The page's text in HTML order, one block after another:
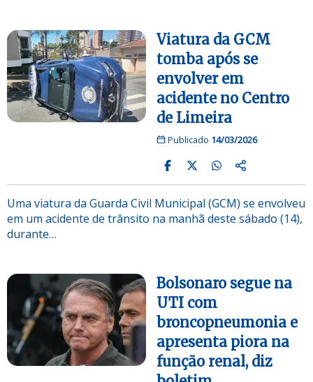
Viatura da GCM
tomba após se
envolver em
acidente no Centro
de Limeira
Publicado 14/03/2026
Uma viatura da Guarda Civil Municipal (GCM) se envolveu
em um acidente de trânsito na manhã deste sábado (14),
durante…
Bolsonaro segue na
UTI com
broncopneumonia e
apresenta piora na
função renal, diz